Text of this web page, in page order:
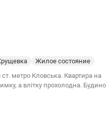
Жилое состояние
метро Кловська. Квартира на
прохолодна. Будинок у